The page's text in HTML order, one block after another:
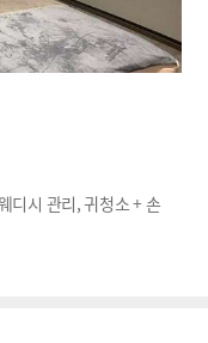
디시 관리, 귀청소 + 손